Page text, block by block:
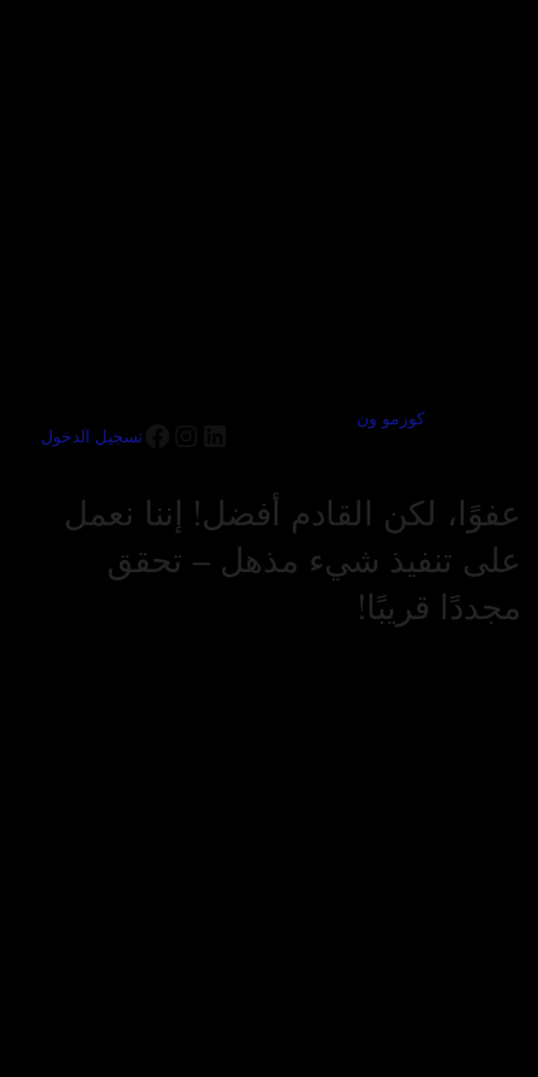
كوزمو ون
تسجيل الدخول
عفوًا، لكن القادم أفضل! إننا نعمل
على تنفيذ شيء مذهل – تحقق
مجددًا قريبًا!